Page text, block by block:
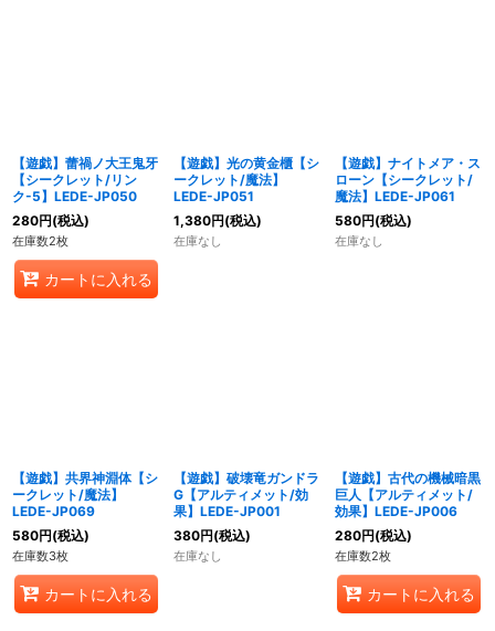
【遊戯】蕾禍ノ大王鬼牙
【シークレット/リン
ク-5】LEDE-JP050
280円(税込)
在庫数2枚
カートに入れる
【遊戯】光の黄金櫃【シ
ークレット/魔法】
LEDE-JP051
1,380円(税込)
在庫なし
【遊戯】ナイトメア・ス
ローン【シークレット/
魔法】LEDE-JP061
580円(税込)
在庫なし
【遊戯】共界神淵体【シ
ークレット/魔法】
LEDE-JP069
580円(税込)
在庫数3枚
カートに入れる
【遊戯】破壊竜ガンドラ
G【アルティメット/効
果】LEDE-JP001
380円(税込)
在庫なし
【遊戯】古代の機械暗黒
巨人【アルティメット/
効果】LEDE-JP006
280円(税込)
在庫数2枚
カートに入れる